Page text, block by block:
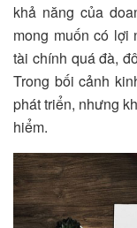
khả năng của
mong muốn có lợi
tài chính quá đà,
Trong bối cảnh
phát triển, nhưng
hiểm.